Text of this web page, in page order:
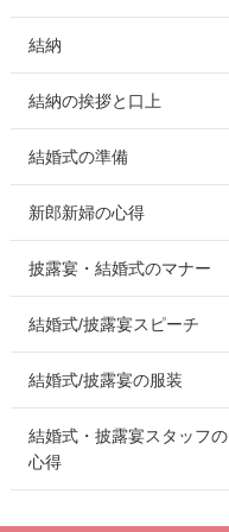
結納
結納の挨拶と口上
結婚式の準備
新郎新婦の心得
披露宴・結婚式のマナー
結婚式/披露宴スピーチ
結婚式/披露宴の服装
結婚式・披露宴スタッフの
心得